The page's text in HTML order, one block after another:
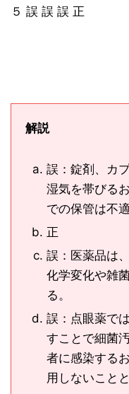
５ 誤 誤 誤 正
解説
誤：錠剤、カ
湿気を帯びる
での保管は不
正
誤：医薬品は
化学変化や雑
る。
誤：点眼薬で
すことで細菌
者に感染する
用しないこと